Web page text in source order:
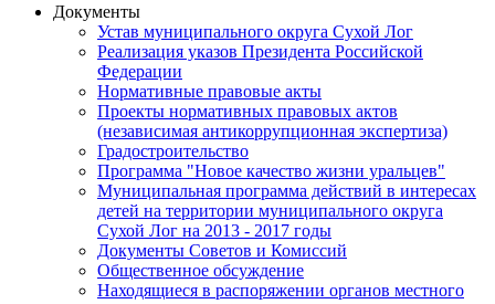
Документы
Устав муниципального округа Сухой Лог
Реализация указов Президента Российской
Федерации
Нормативные правовые акты
Проекты нормативных правовых актов
(независимая антикоррупционная экспертиза)
Градостроительство
Программа "Новое качество жизни уральцев"
Муниципальная программа действий в интересах
детей на территории муниципального округа
Сухой Лог на 2013 - 2017 годы
Документы Советов и Комиссий
Общественное обсуждение
Находящиеся в распоряжении органов местного